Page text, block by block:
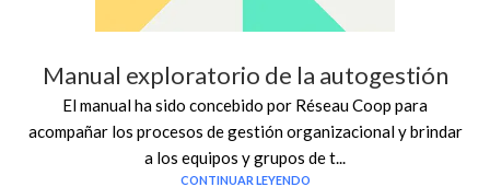
Manual exploratorio de la autogestión
El manual ha sido concebido por Réseau Coop para
acompañar los procesos de gestión organizacional y brindar
a los equipos y grupos de t...
CONTINUAR LEYENDO